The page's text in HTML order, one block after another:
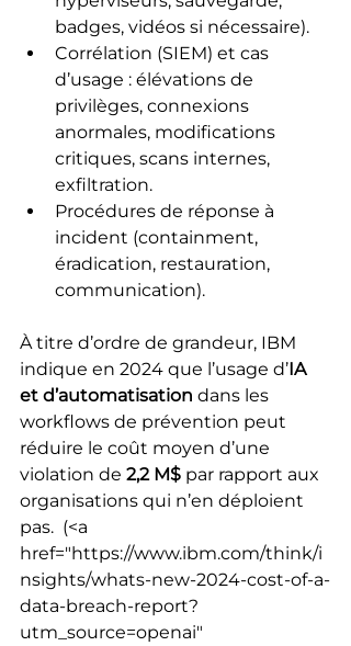
badges, vidéos si nécessaire).
Corrélation (SIEM) et cas
d’usage : élévations de
privilèges, connexions
anormales, modifications
critiques, scans internes,
exfiltration.
Procédures de réponse à
incident (containment,
éradication, restauration,
communication).
À titre d’ordre de grandeur, IBM
indique en 2024 que l’usage d’IA
et d’automatisation dans les
workflows de prévention peut
réduire le coût moyen d’une
violation de 2,2 M$ par rapport aux
organisations qui n’en déploient
pas. (<a
href="https://www.ibm.com/think/i
nsights/whats-new-2024-cost-of-a-
data-breach-report?
utm_source=openai"